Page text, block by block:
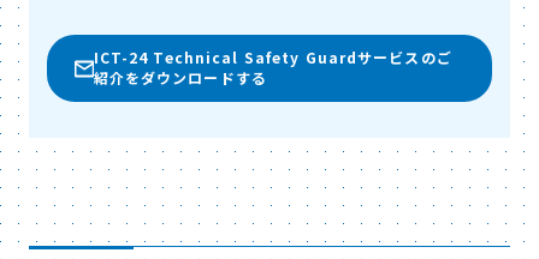
ICT-24 Technical Safety Guardサービスのご
紹介をダウンロードする